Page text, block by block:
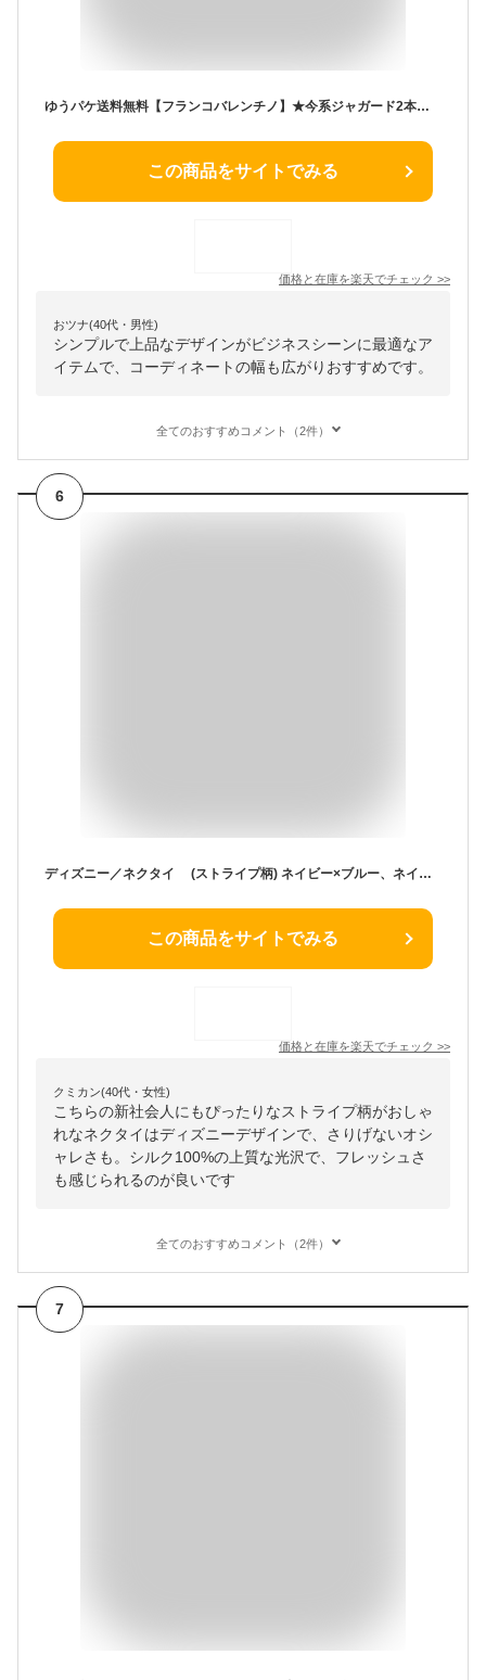
ゆうパケ送料無料【フランコバレンチノ】★今系ジャガード2本セット！ ネクタイ セット 新社会人 フレッシュマン 就活 ギフト プレゼント 就職祝 誕生日 クリスマス/バレンタイン
この商品をサイトでみる
価格と在庫を楽天でチェック >>
おツナ(40代・男性)
シンプルで上品なデザインがビジネスシーンに最適なア
イテムで、コーディネートの幅も広がりおすすめです。
全てのおすすめコメント（2件）
6
ディズニー／ネクタイ (ストライプ柄) ネイビー×ブルー、ネイビー× レッド Disney necktie シルク100%プレゼント ギフト新生活 新社会人 新入社員 フレッシャーズ ブランドネクタイ ネクタイブランド 送料無料父の日 キャラクター
この商品をサイトでみる
価格と在庫を楽天でチェック >>
クミカン(40代・女性)
こちらの新社会人にもぴったりなストライプ柄がおしゃ
れなネクタイはディズニーデザインで、さりげないオシ
ャレさも。シルク100%の上質な光沢で、フレッシュさ
も感じられるのが良いです
全てのおすすめコメント（2件）
7